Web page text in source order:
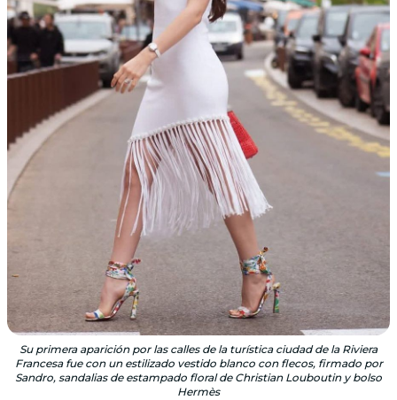
Su primera aparición por las calles de la turística ciudad de la Riviera
Francesa fue con un estilizado vestido blanco con flecos, firmado por
Sandro, sandalias de estampado floral de Christian Louboutin y bolso
Hermès